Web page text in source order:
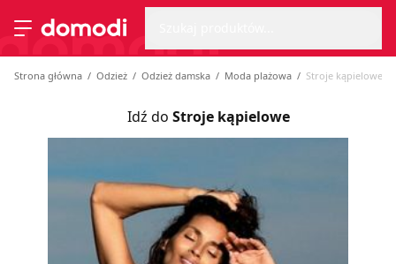
Przełącz menu
Strona główna
Strona główna Odzież Odzież damska Moda plażowa Stroje kąpielowe
Idź do Stroje kąpielowe